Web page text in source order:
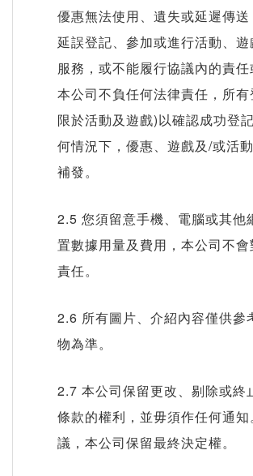
優惠無法使用、遺失或延遲傳
延誤登記、參加或進行活動、
服務，或不能履行協議內的責任
本公司不負任何法律責任，所
限於活動及遊戲)以確認成功登
何情況下，優惠、遊戲及/或活
補發。
2.5 您須留意手機、電腦或其他
置數據用量及費用，本公司不
責任。
2.6 所有圖片、介紹內容僅供參
物為準。
2.7 本公司保留更改、剔除或終
條款的權利，並毋須作任何通
議，本公司保留最終決定權。